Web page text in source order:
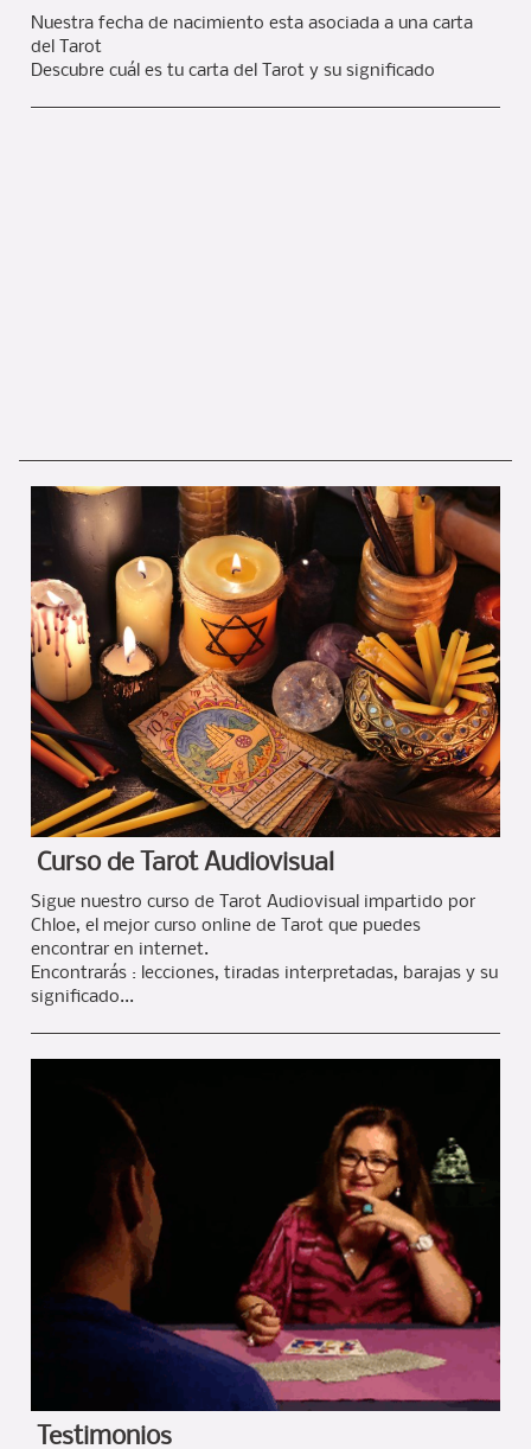
Nuestra fecha de nacimiento esta asociada a una carta
del Tarot
Descubre cuál es tu carta del Tarot y su significado
Curso de Tarot Audiovisual
Sigue nuestro curso de Tarot Audiovisual impartido por
Chloe, el mejor curso online de Tarot que puedes
encontrar en internet.
Encontrarás : lecciones, tiradas interpretadas, barajas y su
significado...
Testimonios